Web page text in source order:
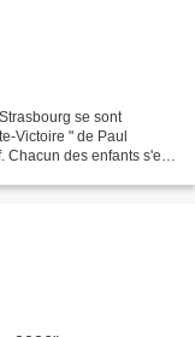
se sont
Victoire " de Paul
des enfants s'est